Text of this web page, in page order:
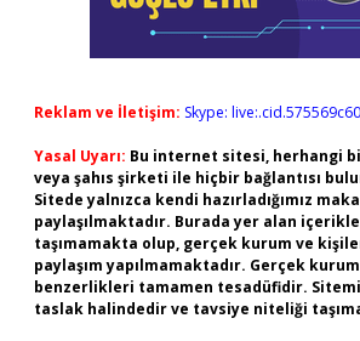
Reklam ve İletişim: Skype:
Yasal Uyarı: Bu internet sitesi, herhangi
veya şahıs şirketi ile hiçbir bağlantısı
Sitede yalnızca kendi hazırladığımız
paylaşılmaktadır. Burada yer alan
taşımamakta olup, gerçek kurum ve
paylaşım yapılmamaktadır. Gerçek
benzerlikleri tamamen tesadüfidir.
taslak halindedir ve tavsiye niteliği